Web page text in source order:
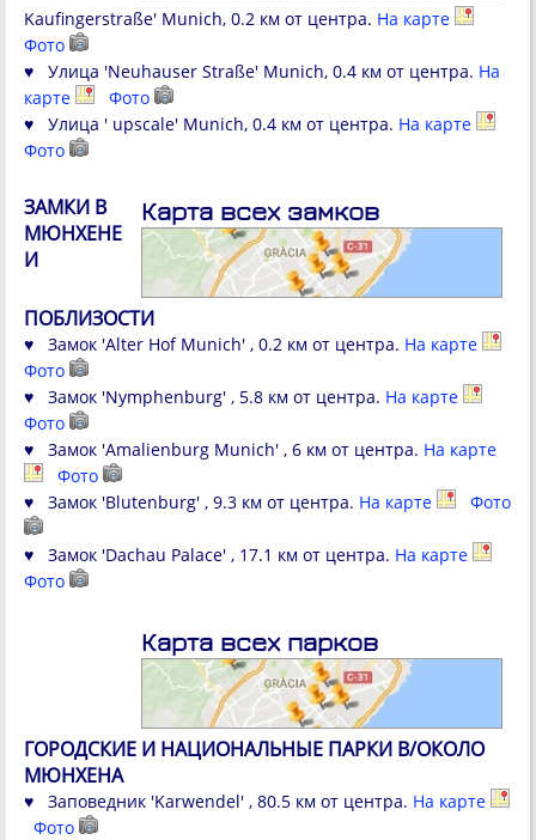
Kaufingerstraße' Munich, 0.2 км от центра. На карте
Фото
♥ Улица 'Neuhauser Straße' Munich, 0.4 км от центра. На
карте
Фото
♥ Улица ' upscale' Munich, 0.4 км от центра. На карте
Фото
Карта всех замков
ЗАМКИ В
МЮНХЕНЕ
И
ПОБЛИЗОСТИ
♥ Замок 'Alter Hof Munich' , 0.2 км от центра. На карте
Фото
♥ Замок 'Nymphenburg' , 5.8 км от центра. На карте
Фото
♥ Замок 'Amalienburg Munich' , 6 км от центра. На карте
Фото
♥ Замок 'Blutenburg' , 9.3 км от центра. На карте Фото
♥ Замок 'Dachau Palace' , 17.1 км от центра. На карте
Фото
Карта всех парков
ГОРОДСКИЕ И НАЦИОНАЛЬНЫЕ ПАРКИ В/ОКОЛО
МЮНХЕНА
♥ Заповедник 'Karwendel' , 80.5 км от центра. На карте
Фото